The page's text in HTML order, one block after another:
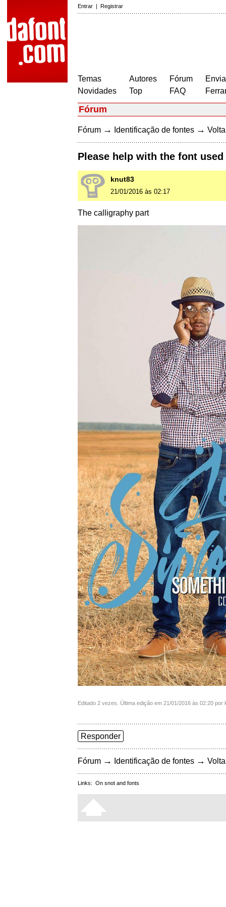
Entrar | Registrar
Temas
Novidades
Autores
Top
Fórum
FAQ
Fórum
Fórum → Identificação de fontes →
Please help with the font used
knut83
21/01/2016 às 02:17
The calligraphy part
Editado 2 vezes. Última edição em 21/01/2016 às 02:20 por
Responder
Fórum → Identificação de fontes →
Links: On snot and fonts